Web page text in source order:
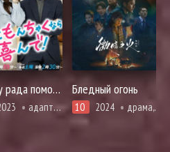
Я буду рада помочь тому, кто попал в беду!
адаптация манги, комедия, романтика
Бледный огонь
10 2024 драма, мистика, убийство, адаптация новел, расследование, романтика, триллер